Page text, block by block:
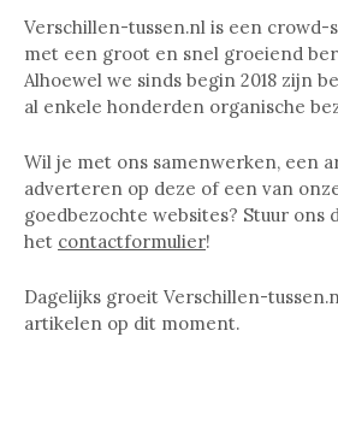
Verschillen-tussen.nl is een crowd-
met een groot en snel groeiend
Alhoewel we sinds begin 2018 zijn
al enkele honderden organische
Wil je met ons samenwerken, een
adverteren op deze of een van
goedbezochte websites? Stuur ons
het contactformulier!
Dagelijks groeit Verschillen-
artikelen op dit moment.